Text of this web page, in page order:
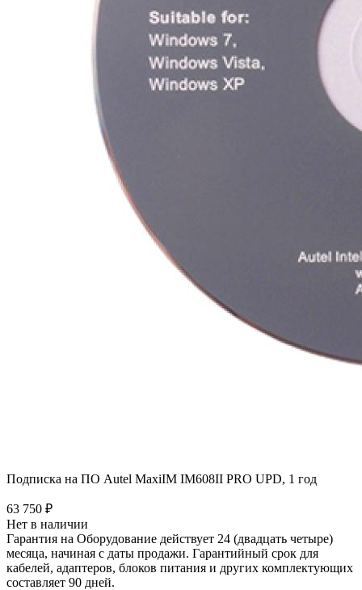
Подписка на ПО Autel MaxiIM IM608II PRO UPD, 1 год
63 750 ₽
Нет в наличии
Гарантия на Оборудование действует 24 (двадцать четыре)
месяца, начиная с даты продажи. Гарантийный срок для
кабелей, адаптеров, блоков питания и других комплектующих
составляет 90 дней.